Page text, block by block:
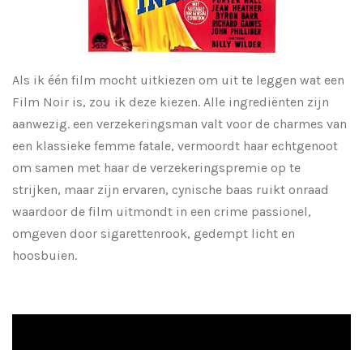
Als ik één film mocht uitkiezen om uit te leggen wat een
Film Noir is, zou ik deze kiezen. Alle ingrediënten zijn
aanwezig. een verzekeringsman valt voor de charmes van
een klassieke femme fatale, vermoordt haar echtgenoot
om samen met haar de verzekeringspremie op te
strijken, maar zijn ervaren, cynische baas ruikt onraad
waardoor de film uitmondt in een crime passionel,
omgeven door sigarettenrook, gedempt licht en
hoosbuien.